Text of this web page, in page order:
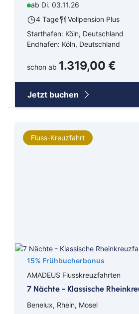
ab Di. 03.11.26
4 Tage
Vollpension Plus
Starthafen: Köln, Deutschland
Endhafen: Köln, Deutschland
schon ab 1.319,00 €
Jetzt buchen
Fluss-Kreuzfahrt
15% Frühbucherbonus
AMADEUS Flusskreuzfahrten
7 Nächte - Klassische
Benelux, Rhein, Mosel